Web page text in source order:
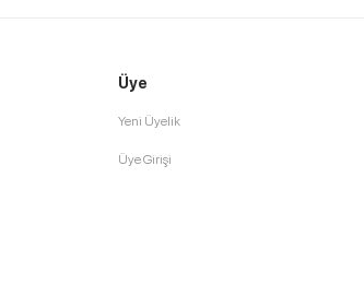
Üye
Yeni Üyelik
Üye Girişi